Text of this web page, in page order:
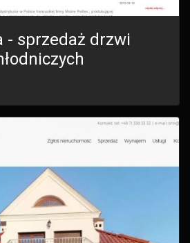
- sprzedaż drzwi